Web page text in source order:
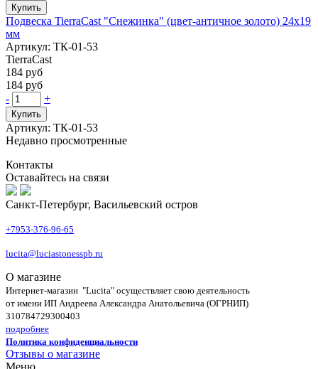
Купить
Подвеска TierraCast "Снежинка" (цвет-античное золото) 24х19
мм
Артикул: ТК-01-53
TierraCast
184 руб
184 руб
-
+
Купить
Артикул: ТК-01-53
Недавно просмотренные
Контакты
Оставайтесь на связи
Санкт-Петербург, Васильевский остров
+7953-376-96-65
lucita@luciastonesspb.ru
О магазине
Интернет-магазин "Lucita" осуществляет свою деятельность
от имени ИП Андреева Александра Анатольевича (ОГРНИП)
310784729300403
подробнее
Политика конфиденциальности
Отзывы о магазине